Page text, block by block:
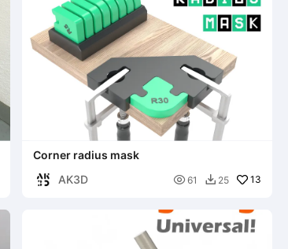
Corner radius mask
AK3D
 61  25 13